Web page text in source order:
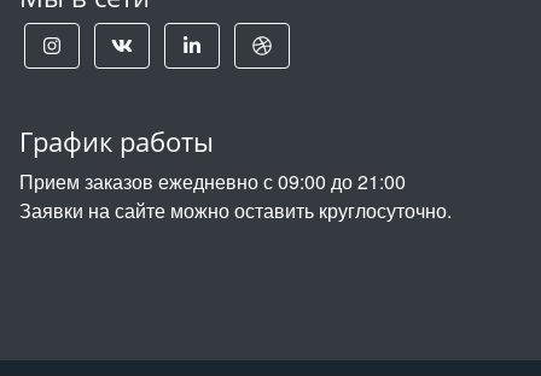
График работы
Прием заказов ежедневно с 09:00 до 21:00
Заявки на сайте можно оставить круглосуточно.